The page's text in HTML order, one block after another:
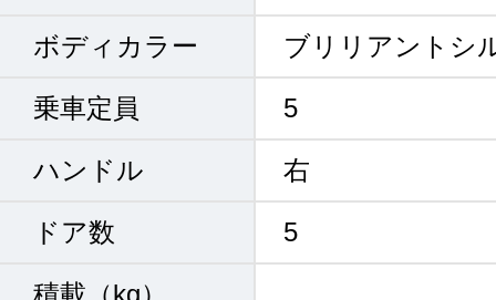
ボディカラー ブリリアントシ
乗車定員 5
ハンドル 右
ドア数 5
積載（kg）